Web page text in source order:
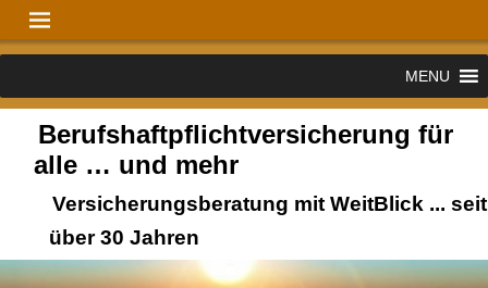
MENU
Berufshaftpflichtversicherung für
alle … und mehr
Versicherungsberatung mit WeitBlick ... seit
über 30 Jahren